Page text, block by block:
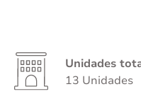
Unidades
13 Unidades